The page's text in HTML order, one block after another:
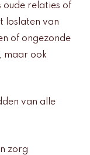
oude relaties of
loslaten van
of ongezonde
maar ook
van alle
zorg